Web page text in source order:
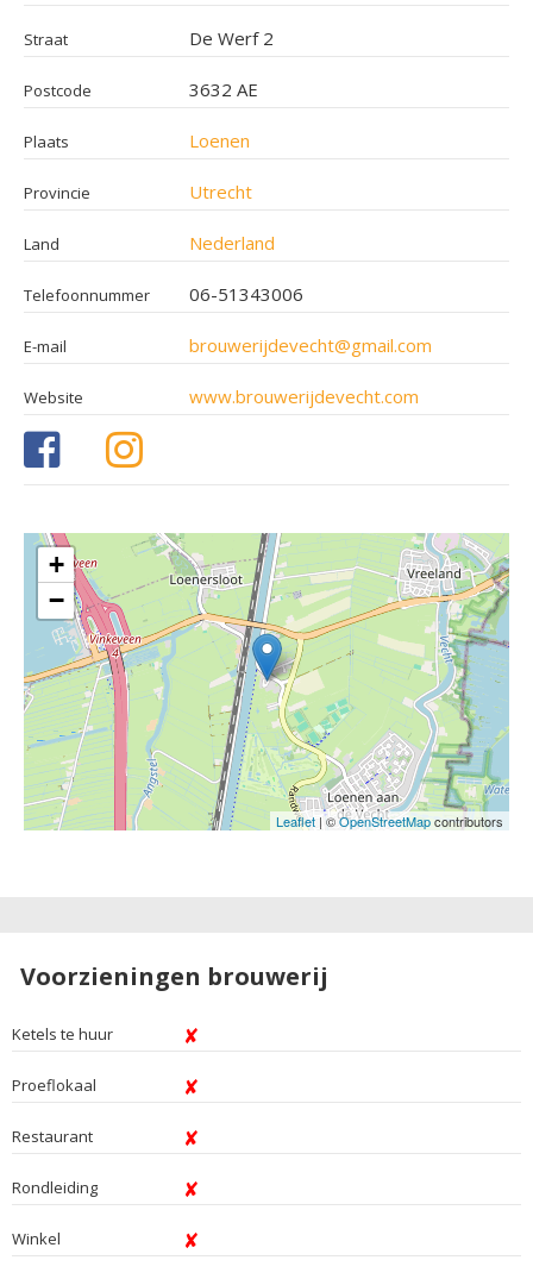
Straat De Werf 2
Postcode 3632 AE
Plaats Loenen
Provincie Utrecht
Land Nederland
Telefoonnummer 06-51343006
E-mail brouwerijdevecht@gmail.com
Website www.brouwerijdevecht.com
+
−
Leaflet | ©OpenStreetMapcontributors
Voorzieningen brouwerij
Ketels te huur
Proeflokaal
Restaurant
Rondleiding
Winkel